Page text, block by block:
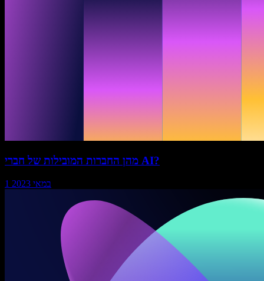
מהן החברות המובילות של חברי AI?
1 במאי 2023